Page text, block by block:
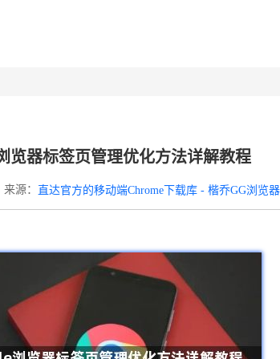
览器标签页管理优化方法详解教程
来源： 直达官方的移动端Chrome下载库 - 楷乔GG浏览